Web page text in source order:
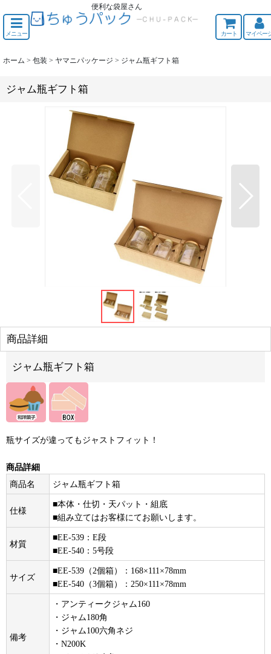
便利な袋屋さん
メニュー カート マイペー
ホーム > 包装 > ヤマニパッケージ > ジャム瓶ギフト箱
ジャム瓶ギフト箱
商品詳細
ジャム瓶ギフト箱
瓶サイズが違ってもジャストフィット！
商品詳細
商品名
ジャム瓶ギフト箱
仕様
■本体・仕切・天パット・組底
■組み立てはお客様にてお願いします。
材質
■EE-539：E段
■EE-540：5号段
サイズ
■EE-539（2個箱）：168×111×78mm
■EE-540（3個箱）：250×111×78mm
備考
・アンティークジャム160
・ジャム180角
・ジャム100六角ネジ
・N200K